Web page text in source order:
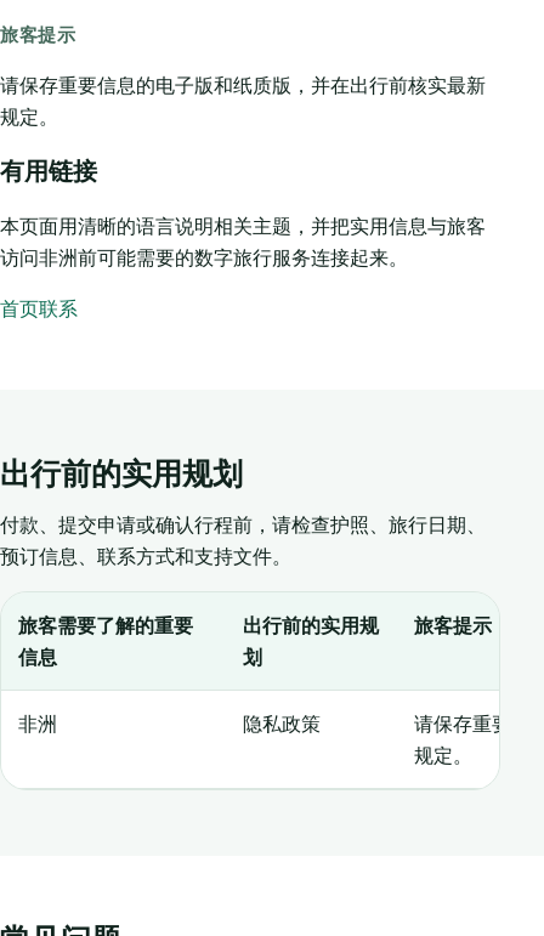
旅客提示
请保存重要信息的电子版和纸质版，并在出行前核实最新
规定。
有用链接
本页面用清晰的语言说明相关主题，并把实用信息与旅客
访问非洲前可能需要的数字旅行服务连接起来。
首页联系
出行前的实用规划
付款、提交申请或确认行程前，请检查护照、旅行日期、
预订信息、联系方式和支持文件。
旅客需要了解的重要
信息
出行前的实用规
划
旅客提示
非洲 隐私政策
请保存重要信
规定。